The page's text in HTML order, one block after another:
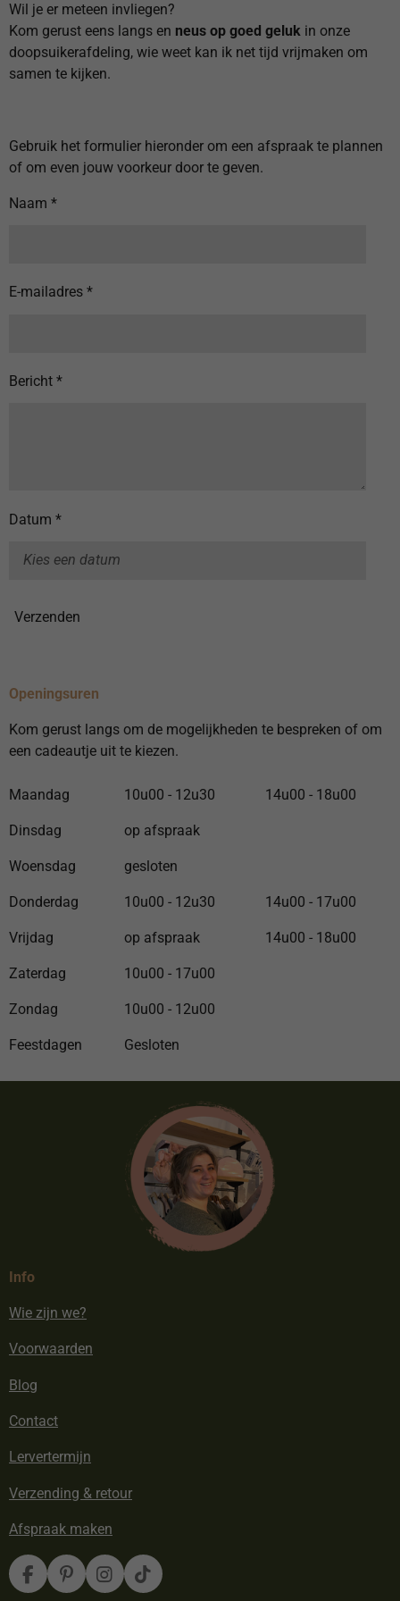
Wil je er meteen invliegen?
Kom gerust eens langs en neus op goed geluk in onze
doopsuikerafdeling, wie weet kan ik net tijd vrijmaken om
samen te kijken.
Gebruik het formulier hieronder om een afspraak te plannen
of om even jouw voorkeur door te geven.
Naam *
E-mailadres *
Bericht *
Datum *
Verzenden
Openingsuren
Kom gerust langs om de mogelijkheden te bespreken of om
een cadeautje uit te kiezen.
Maandag 10u00 - 12u30 14u00 - 18u00
Dinsdag op afspraak
Woensdag gesloten
Donderdag 10u00 - 12u30 14u00 - 17u00
Vrijdag op afspraak 14u00 - 18u00
Zaterdag 10u00 - 17u00
Zondag 10u00 - 12u00
Feestdagen Gesloten
Info
Wie zijn we?
Voorwaarden
Blog
Contact
Lervertermijn
Verzending & retour
Afspraak maken
F
P
I
T